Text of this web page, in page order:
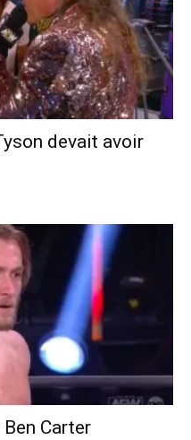
devait avoir
Carter